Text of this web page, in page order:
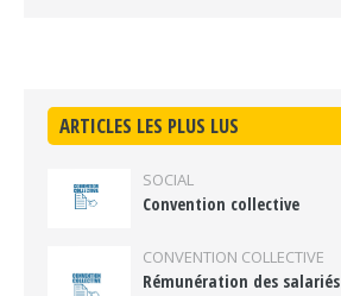
ARTICLES LES PLUS LUS
SOCIAL
Convention collective
CONVENTION COLLECTIVE
Rémunération des salariés